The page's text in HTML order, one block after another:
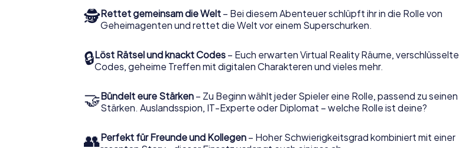
🕵Rettet gemeinsam die Welt – Bei diesem Abenteuer schlüpft ihr in die Rolle von
Geheimagenten und rettet die Welt vor einem Superschurken.
🔒Löst Rätsel und knackt Codes – Euch erwarten Virtual Reality Räume, verschlüsselte
Codes, geheime Treffen mit digitalen Charakteren und vieles mehr.
🤝Bündelt eure Stärken – Zu Beginn wählt jeder Spieler eine Rolle, passend zu seinen
Stärken. Auslandsspion, IT-Experte oder Diplomat – welche Rolle ist deine?
👥Perfekt für Freunde und Kollegen – Hoher Schwierigkeitsgrad kombiniert mit einer